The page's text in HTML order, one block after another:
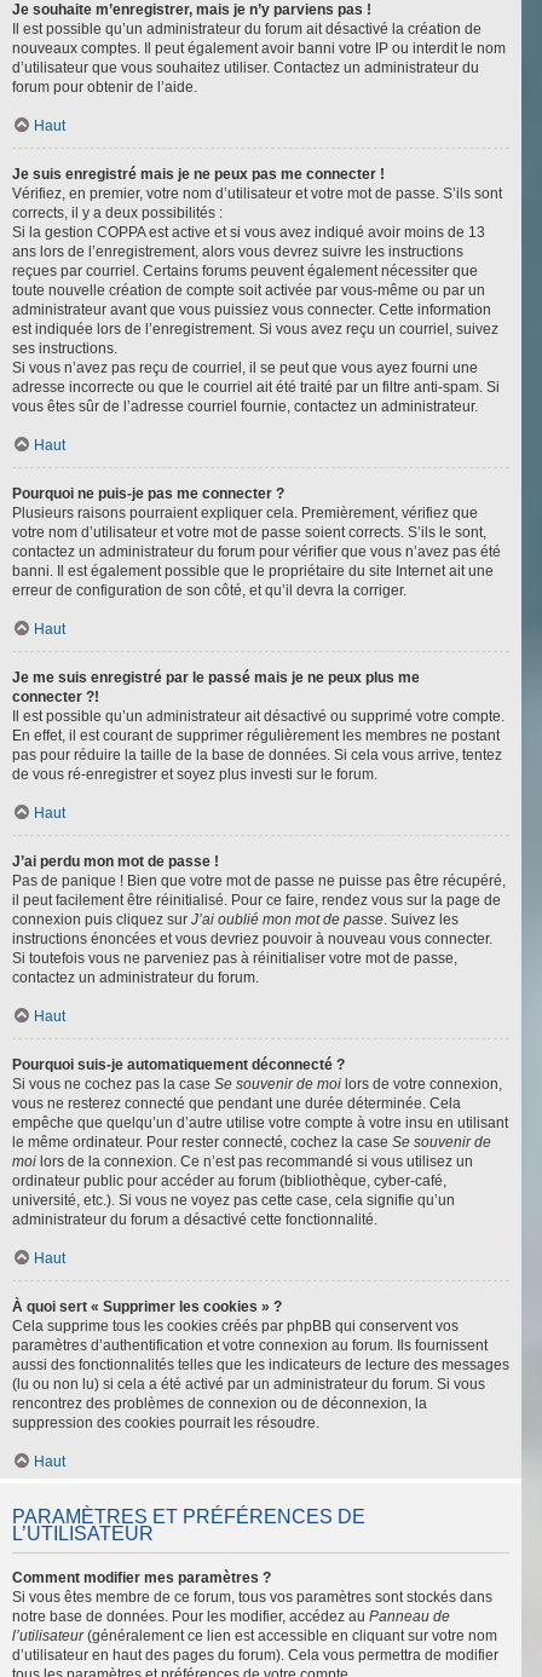
Je souhaite m’enregistrer, mais je n’y parviens pas !
Il est possible qu’un administrateur du forum ait désactivé la création de
nouveaux comptes. Il peut également avoir banni votre IP ou interdit le nom
d’utilisateur que vous souhaitez utiliser. Contactez un administrateur du
forum pour obtenir de l’aide.
Haut
Je suis enregistré mais je ne peux pas me connecter !
Vérifiez, en premier, votre nom d’utilisateur et votre mot de passe. S’ils sont
corrects, il y a deux possibilités :
Si la gestion COPPA est active et si vous avez indiqué avoir moins de 13
ans lors de l’enregistrement, alors vous devrez suivre les instructions
reçues par courriel. Certains forums peuvent également nécessiter que
toute nouvelle création de compte soit activée par vous-même ou par un
administrateur avant que vous puissiez vous connecter. Cette information
est indiquée lors de l’enregistrement. Si vous avez reçu un courriel, suivez
ses instructions.
Si vous n’avez pas reçu de courriel, il se peut que vous ayez fourni une
adresse incorrecte ou que le courriel ait été traité par un filtre anti-spam. Si
vous êtes sûr de l’adresse courriel fournie, contactez un administrateur.
Haut
Pourquoi ne puis-je pas me connecter ?
Plusieurs raisons pourraient expliquer cela. Premièrement, vérifiez que
votre nom d’utilisateur et votre mot de passe soient corrects. S’ils le sont,
contactez un administrateur du forum pour vérifier que vous n’avez pas été
banni. Il est également possible que le propriétaire du site Internet ait une
erreur de configuration de son côté, et qu’il devra la corriger.
Haut
Je me suis enregistré par le passé mais je ne peux plus me
connecter ?!
Il est possible qu’un administrateur ait désactivé ou supprimé votre compte.
En effet, il est courant de supprimer régulièrement les membres ne postant
pas pour réduire la taille de la base de données. Si cela vous arrive, tentez
de vous ré-enregistrer et soyez plus investi sur le forum.
Haut
J’ai perdu mon mot de passe !
Pas de panique ! Bien que votre mot de passe ne puisse pas être récupéré,
il peut facilement être réinitialisé. Pour ce faire, rendez vous sur la page de
connexion puis cliquez sur J’ai oublié mon mot de passe. Suivez les
instructions énoncées et vous devriez pouvoir à nouveau vous connecter.
Si toutefois vous ne parveniez pas à réinitialiser votre mot de passe,
contactez un administrateur du forum.
Haut
Pourquoi suis-je automatiquement déconnecté ?
Si vous ne cochez pas la case Se souvenir de moi lors de votre connexion,
vous ne resterez connecté que pendant une durée déterminée. Cela
empêche que quelqu’un d’autre utilise votre compte à votre insu en utilisant
le même ordinateur. Pour rester connecté, cochez la case Se souvenir de
moi lors de la connexion. Ce n’est pas recommandé si vous utilisez un
ordinateur public pour accéder au forum (bibliothèque, cyber-café,
université, etc.). Si vous ne voyez pas cette case, cela signifie qu’un
administrateur du forum a désactivé cette fonctionnalité.
Haut
À quoi sert « Supprimer les cookies » ?
Cela supprime tous les cookies créés par phpBB qui conservent vos
paramètres d’authentification et votre connexion au forum. Ils fournissent
aussi des fonctionnalités telles que les indicateurs de lecture des messages
(lu ou non lu) si cela a été activé par un administrateur du forum. Si vous
rencontrez des problèmes de connexion ou de déconnexion, la
suppression des cookies pourrait les résoudre.
Haut
PARAMÈTRES ET PRÉFÉRENCES DE
L’UTILISATEUR
Comment modifier mes paramètres ?
Si vous êtes membre de ce forum, tous vos paramètres sont stockés dans
notre base de données. Pour les modifier, accédez au Panneau de
l’utilisateur(généralement ce lien est accessible en cliquant sur votre nom
d’utilisateur en haut des pages du forum). Cela vous permettra de modifier